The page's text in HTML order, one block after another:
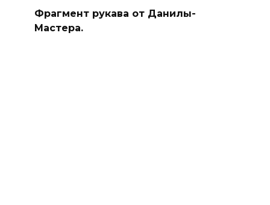
Фрагмент рукава от Данилы-
Мастера.